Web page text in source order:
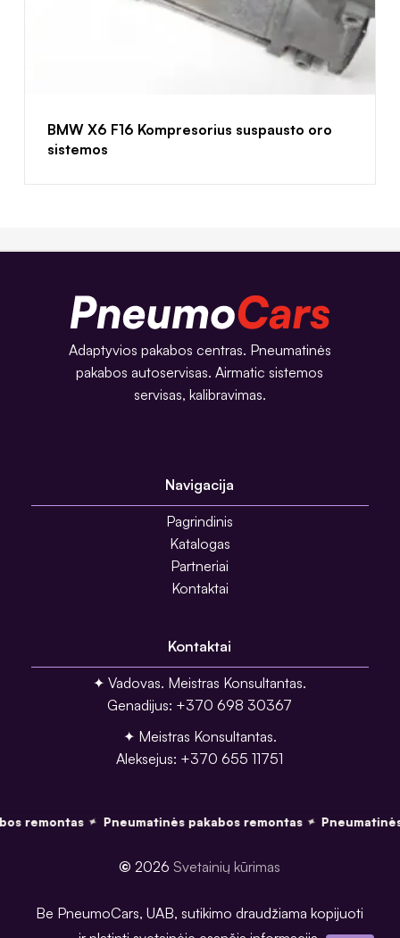
BMW X6 F16 Kompresorius suspausto oro
sistemos
Adaptyvios pakabos centras. Pneumatinės
pakabos autoservisas. Airmatic sistemos
servisas, kalibravimas.
Navigacija
Pagrindinis
Katalogas
Partneriai
Kontaktai
Kontaktai
✦ Vadovas. Meistras Konsultantas.
Genadijus: +370 698 30367
✦ Meistras Konsultantas.
Aleksejus: +370 655 11751
remontas ✦ Pneumatinės pakabos remontas ✦
© 2026 Svetainių kūrimas
Be PneumoCars, UAB, sutikimo draudžiama kopijuoti